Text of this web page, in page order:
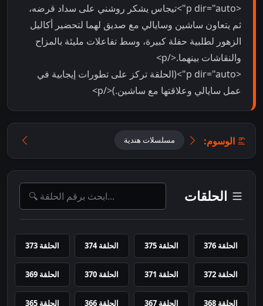
<p dir="auto">تيجاس يشكر روشني على سداد قرضه،
ثم يتعاون ساشين وسايالي مع صديق لهما لتحضير أكاليل
الزهور لطلبية حفلة كبيرة، وسط تفاعلات مليئة بالمزاح
والنقاشات بينهما.</p>
<p dir="auto">(الحلقة تركز على تطورات إيجابية في
عمل سايالي وعلاقتها مع ساشين.)</p>
الوسوم: مسلسلات هندية
الحلقات
الحلقة 376 الحلقة 375 الحلقة 374 الحلقة 373
الحلقة 372 الحلقة 371 الحلقة 370 الحلقة 369
الحلقة 368 الحلقة 367 الحلقة 366 الحلقة 365